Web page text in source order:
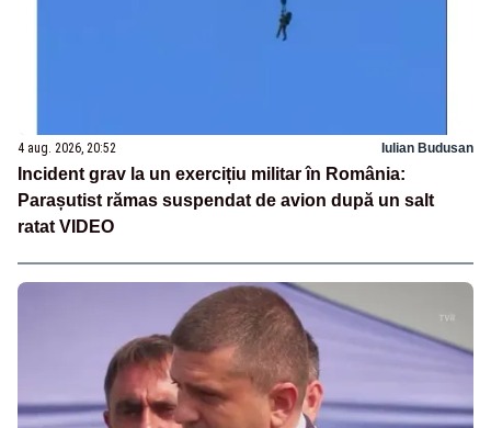
4 aug. 2026, 20:52 Iulian Budusan
Incident grav la un exercițiu militar în România:
Parașutist rămas suspendat de avion după un salt
ratat VIDEO